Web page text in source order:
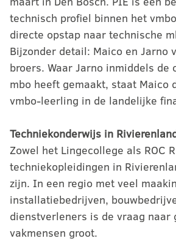
technisch profiel binnen het
directe opstap naar technische
Bijzonder detail: Maico en Jarno
broers. Waar Jarno inmiddels de
mbo heeft gemaakt, staat Maico
vmbo-leerling in de landelijke
Techniekonderwijs in
Zowel het Lingecollege als ROC
techniekopleidingen in
zijn. In een regio met veel
installatiebedrijven,
dienstverleners is de vraag naar
vakmensen groot.